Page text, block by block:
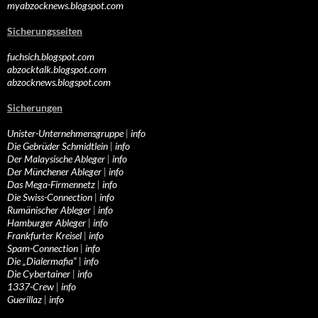
myabzocknews.blogspot.com
Sicherungsseiten
fuchsich.blogspot.com
abzocktalk.blogspot.com
abzocknews.blogspot.com
Sicherungen
Unister-Unternehmensgruppe| info
Die Gebrüder Schmidtlein | info
Der Malaysische Ableger | info
Der Münchener Ableger | info
Das Mega-Firmennetz | info
Die Swiss-Connection | info
Rumänischer Ableger | info
Hamburger Ableger | info
Frankfurter Kreisel | info
Spam-Connection | info
Die „Dialermafia“ | info
Die Cybertainer | info
1337-Crew | info
Guerillaz | info